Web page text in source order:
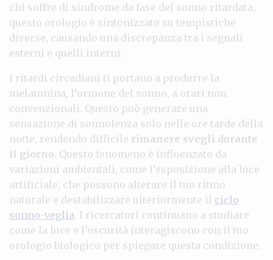
chi soffre di sindrome da fase del sonno ritardata,
questo orologio è sintonizzato su tempistiche
diverse, causando una discrepanza tra i segnali
esterni e quelli interni.
I ritardi circadiani ti portano a produrre la
melatonina, l’ormone del sonno, a orari non
convenzionali. Questo può generare una
sensazione di sonnolenza solo nelle ore tarde della
notte, rendendo difficile rimanere svegli durante
il giorno. Questo fenomeno è influenzato da
variazioni ambientali, come l’esposizione alla luce
artificiale, che possono alterare il tuo ritmo
naturale e destabilizzare ulteriormente il ciclo
sonno-veglia. I ricercatori continuano a studiare
come la luce e l’oscurità interagiscono con il tuo
orologio biologico per spiegare questa condizione.